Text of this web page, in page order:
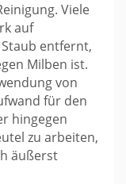
Viele
auf
entfernt,
Milben ist.
von
für den
hingegen
zu arbeiten,
äußerst